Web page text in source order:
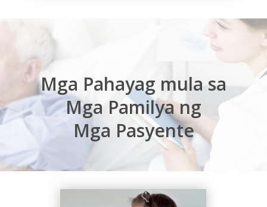
Mga Pahayag mula sa
Mga Pamilya ng
Mga Pasyente